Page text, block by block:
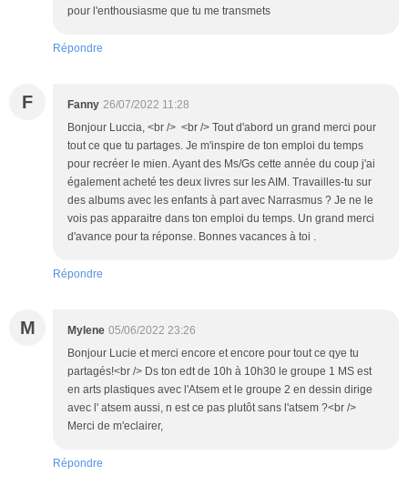
pour l'enthousiasme que tu me transmets
Répondre
F Fanny 26/07/2022 11:28
Bonjour Luccia, <br /> <br /> Tout d'abord un grand merci pour
tout ce que tu partages. Je m'inspire de ton emploi du temps
pour recréer le mien. Ayant des Ms/Gs cette année du coup j'ai
également acheté tes deux livres sur les AIM. Travailles-tu sur
des albums avec les enfants à part avec Narrasmus ? Je ne le
vois pas apparaitre dans ton emploi du temps. Un grand merci
d'avance pour ta réponse. Bonnes vacances à toi .
Répondre
M Mylene 05/06/2022 23:26
Bonjour Lucie et merci encore et encore pour tout ce qye tu
partagés!<br /> Ds ton edt de 10h à 10h30 le groupe 1 MS est
en arts plastiques avec l'Atsem et le groupe 2 en dessin dirige
avec l' atsem aussi, n est ce pas plutôt sans l'atsem ?<br />
Merci de m'eclairer,
Répondre